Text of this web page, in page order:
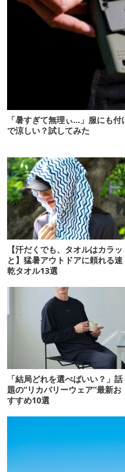
「暑すぎて無理ぃ…」服にも
で涼しい？試してみた
【汗だくでも、タオルはカラッ
と】猛暑アウトドアに頼れる速
乾タオル13選
「結局どれを選べばいい？」話
題の“リカバリーウェア”最新お
すすめ10選